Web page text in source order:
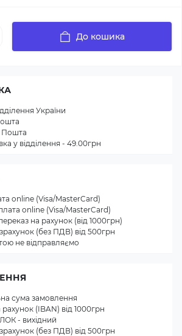
До кошика
України
Пошта
у відділення - 49.00грн
online (Visa/MasterCard)
online (Visa/MasterCard)
на рахунок (від 1000грн)
(без ПДВ) від 500грн
не відправляємо
сума замовлення
рахунок (IBAN) від 1000грн
- вихідний
(без ПДВ) від 500грн